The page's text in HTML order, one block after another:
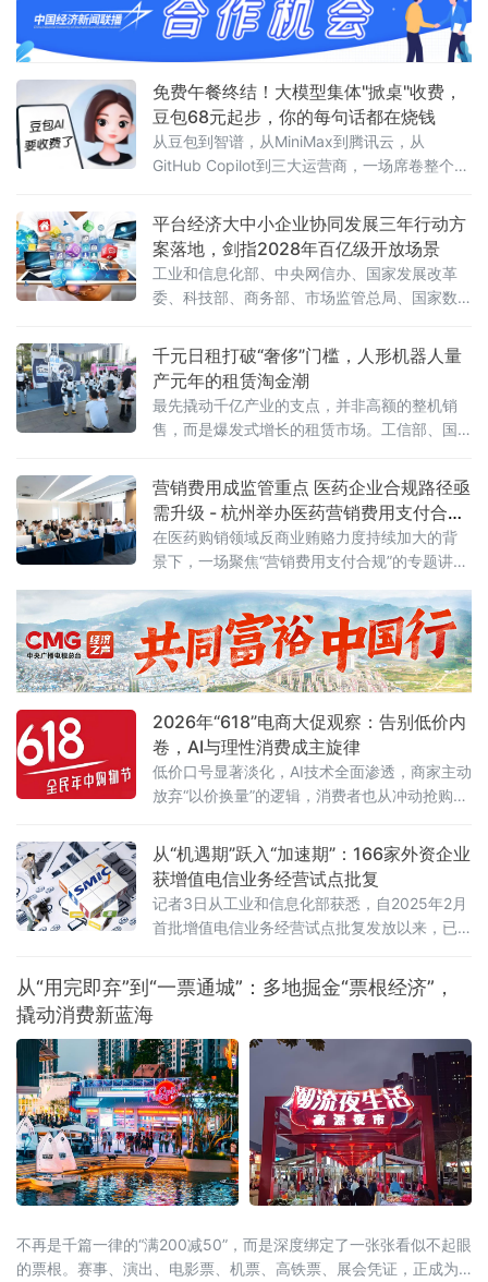
免费午餐终结！大模型集体"掀桌"收费，
豆包68元起步，你的每句话都在烧钱
从豆包到智谱，从MiniMax到腾讯云，从
GitHub Copilot到三大运营商，一场席卷整个AI
时代"最后的残垣。《人民日报》今日刊发读者
点题文章，直指核心之问：大模型收费，合理
吗？答案藏在一组令人咋舌的数字里。一、账
单爆发：日均140万亿
平台经济大中小企业协同发展三年行动方
案落地，剑指2028年百亿级开放场景
工业和信息化部、中央网信办、国家发展改革
委、科技部、商务部、市场监管总局、国家数
业协同发展行动方案（2026—2028年）》（工
信部联信管〔2026〕119号），以系统性制度
设计打通大中小企业融通堵点，为平台经济转
型升级按下"加速键"。关键数据亮眼：三批清
单、百个试点、六十个场景方案明确，到2028
千元日租打破“奢侈”门槛，人形机器人量
产元年的租赁淘金潮
最先撬动千亿产业的支点，并非高额的整机销
售，而是爆发式增长的租赁市场。工信部、国
2026年度人形机器人与具身智能实
营销费用成监管重点 医药企业合规路径亟
需升级 - 杭州举办医药营销费用支付合规
专题讲座
在医药购销领域反商业贿赂力度持续加大的背
景下，一场聚焦“营销费用支付合规”的专题讲座
及合规服务等产业链各环节的50余位企业代
表，围绕两高最新司法解释及行业纠风工作要
求，深入探讨合规经营与风险防控的实践路
径。6月5日，由杭州金华商会食品药品分会主
费用支付合规问题专题讲座”在杭州市钱塘区
2026年“618”电商大促观察：告别低价内
卷，AI与理性消费成主旋律
低价口号显著淡化，AI技术全面渗透，商家主动
放弃“以价换量”的逻辑，消费者也从冲动抢购转
从“机遇期”跃入“加速期”：166家外资企业
获增值电信业务经营试点批复
记者3日从工业和信息化部获悉，自2025年2月
首批增值电信业务经营试点批复发放以来，已
展互联网数据中心、互联网接入服务、信息服
务等增值电信业务。这被看作是我国主动对接
的重要进展。在试点数量快速扩容的
从“用完即弃”到“一票通城”：多地掘金“票根经济”，
撬动消费新蓝海
不再是千篇一律的“满200减50”，而是深度绑定了一张张看似不起眼
的票根。赛事、演出、电影票、机票、高铁票、展会凭证，正成为